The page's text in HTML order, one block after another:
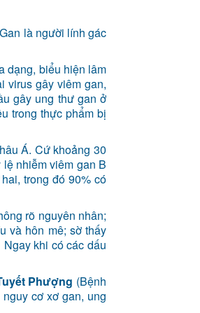
là người lính gác
dạng, biểu hiện lâm
virus gây viêm gan,
gây ung thư gan ở
trong thực phẩm bị
Á. Cứ khoảng 30
nhiễm viêm gan B
trong đó 90% có
rõ nguyên nhân;
và hôn mê; sờ thấy
khi có các dấu
Phượng (Bệnh
cơ xơ gan, ung